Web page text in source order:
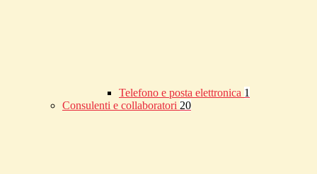
Telefono e posta elettronica 1
Consulenti e collaboratori 20